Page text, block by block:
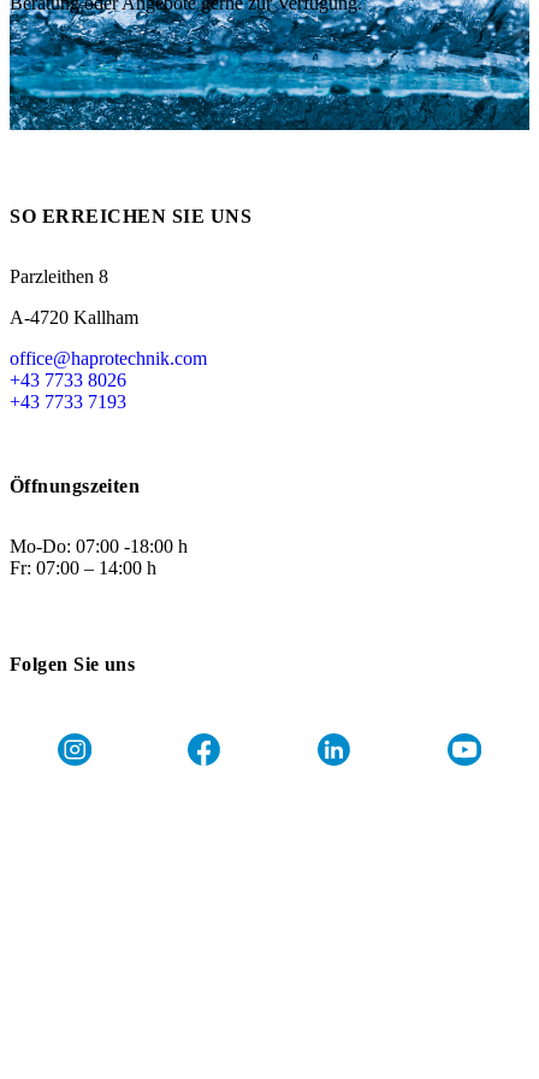
Messen
Videos / Downloads
HT Plus
Hochdruckpumpen
SO ERREICHEN SIE UNS
Parzleithen 8
A-4720 Kallham
office@haprotechnik.com
+43 7733 8026
+43 7733 7193
Öffnungszeiten
Mo-Do: 07:00 -18:00 h
Fr: 07:00 – 14:00 h
Folgen Sie uns